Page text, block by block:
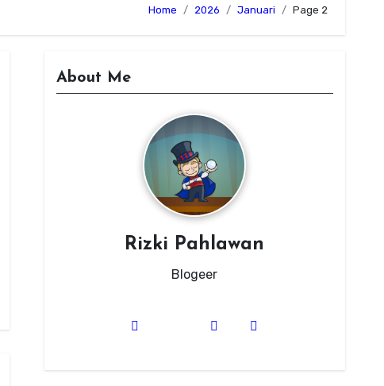
Home 2026 Januari Page 2
About Me
Rizki Pahlawan
Blogeer